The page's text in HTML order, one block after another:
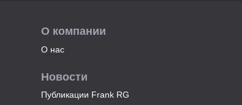
О компании
О нас
Новости
Публикации Frank RG